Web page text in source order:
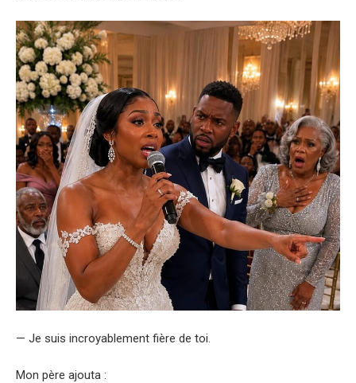
— Je suis incroyablement fière de toi.
Mon père ajouta :